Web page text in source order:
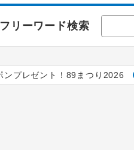
フリーワード検索
プレゼント！89まつり2026